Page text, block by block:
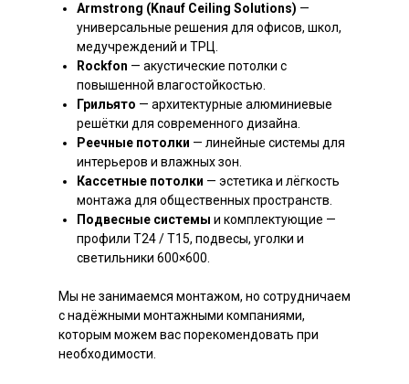
Armstrong (Knauf Ceiling Solutions) —
универсальные решения для офисов, школ,
медучреждений и ТРЦ.
Rockfon — акустические потолки с
повышенной влагостойкостью.
Грильято — архитектурные алюминиевые
решётки для современного дизайна.
Реечные потолки — линейные системы для
интерьеров и влажных зон.
Кассетные потолки — эстетика и лёгкость
монтажа для общественных пространств.
Подвесные системы и комплектующие —
профили T24 / T15, подвесы, уголки и
светильники 600×600.
Мы не занимаемся монтажом, но сотрудничаем
с надёжными монтажными компаниями,
которым можем вас порекомендовать при
необходимости.